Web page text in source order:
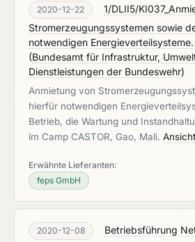
2020-12-22
1/DLII5/
Stromerzeugungssystemen sowie
notwendigen
(Bundesamt für Infrastruktur,
Dienstleistungen der Bundeswehr)
Anmietung von
hierfür notwendigen
Betrieb, die Wartung und
im Camp CASTOR, Gao, Mali.
Erwähnte Lieferanten:
feps GmbH
2020-12-08 Betriebsführung